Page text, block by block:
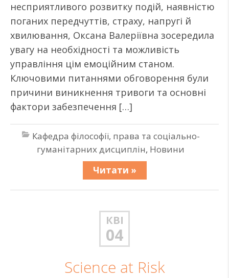
несприятливого розвитку подій, наявністю
поганих передчуттів, страху, напругі й
хвилювання, Оксана Валеріївна зосередила
увагу на необхідності та можливість
управління цім емоційним станом.
Ключовими питаннями обговорення були
причини виникнення тривоги та основні
фактори забезпечення […]
Кафедра філософії, права та соціально-
гуманітарних дисциплін, Новини
Читати »
КВІ
04
Science at Risk